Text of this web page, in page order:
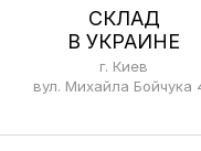
СКЛАД
В УКРАИНЕ
г. Киев
вул. Михайла Бойчука